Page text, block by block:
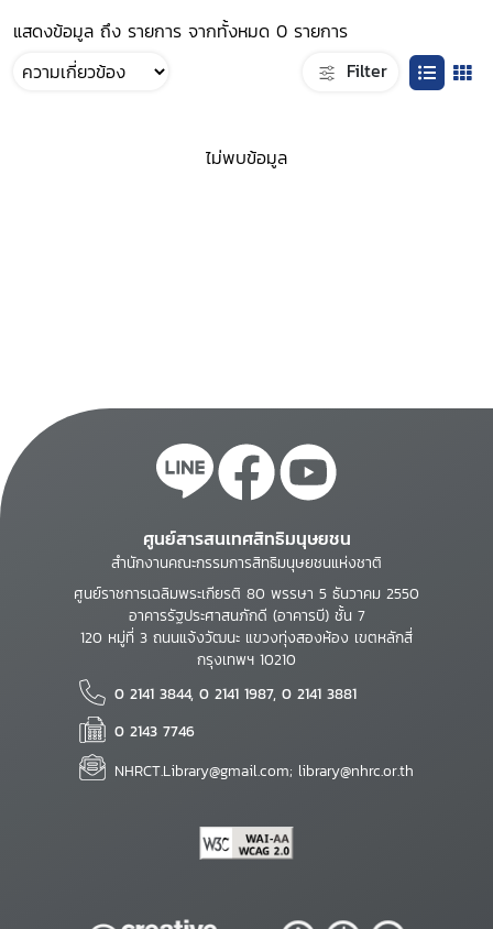
แสดงข้อมูล ถึง รายการ จากทั้งหมด 0 รายการ
Filter
ไม่พบข้อมูล
ศูนย์สารสนเทศสิทธิมนุษยชน
สำนักงานคณะกรรมการสิทธิมนุษยชนแห่งชาติ
ศูนย์ราชการเฉลิมพระเกียรติ 80 พรรษา 5 ธันวาคม 2550
อาคารรัฐประศาสนภักดี (อาคารบี) ชั้น 7
120 หมู่ที่ 3 ถนนแจ้งวัฒนะ แขวงทุ่งสองห้อง เขตหลักสี่
กรุงเทพฯ 10210
0 2141 3844, 0 2141 1987, 0 2141 3881
0 2143 7746
NHRCT.Library@gmail.com; library@nhrc.or.th